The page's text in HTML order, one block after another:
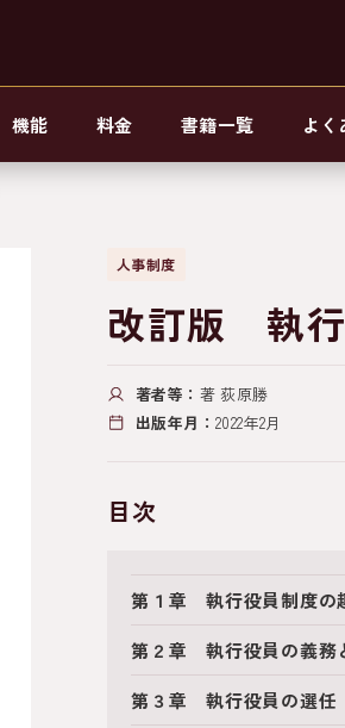
機能 料金 書籍一覧 よく
人事制度
改訂版 執行
著者等： 著 荻原勝
出版年月： 2022年2月
目次
第１章 執行役員制度の
第２章 執行役員の義務
第３章 執行役員の選任